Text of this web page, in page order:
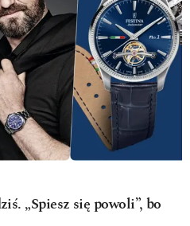
„Spiesz się powoli”, bo